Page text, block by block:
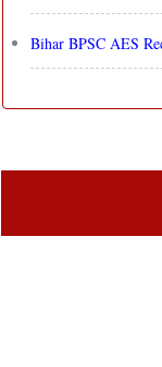
Bihar BPSC AES